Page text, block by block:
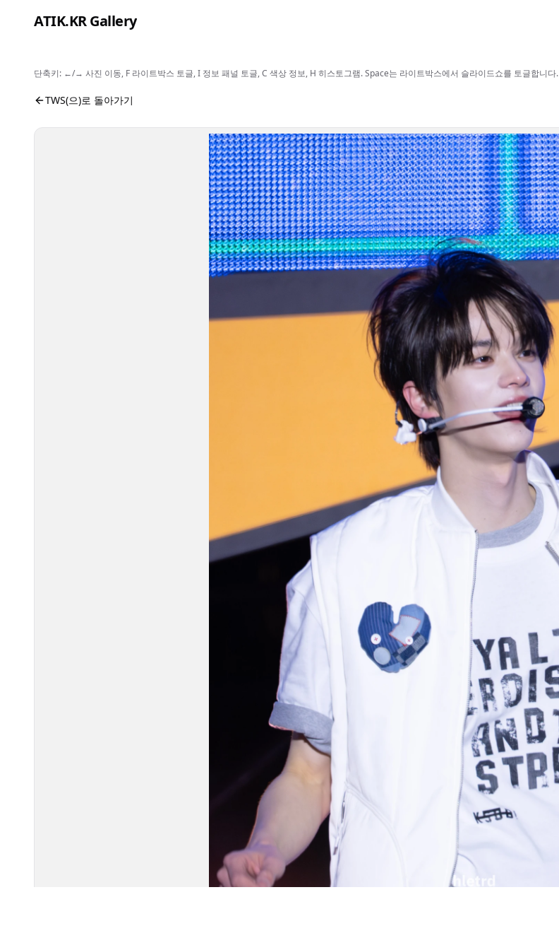
ATIK.KR Gallery
#SHINYU #Color in Music Festival
사진 뷰어입니다. 버튼으로 전체화면, 공유, 정보 보기를 사용할 수 있습니다.
단축키: ←/→ 사진 이동, F 라이트박스 토글, I 정보 패널 토글, C 색상 정보, H 히스토그램. Space는 라이트박스에서 슬라이드쇼를 토글합니다.
TWS(으)로 돌아가기
사진 탐색 가능